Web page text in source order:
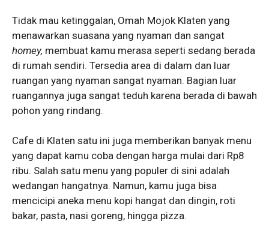
Tidak mau ketinggalan, Omah Mojok Klaten yang
menawarkan suasana yang nyaman dan sangat
homey, membuat kamu merasa seperti sedang berada
di rumah sendiri. Tersedia area di dalam dan luar
ruangan yang nyaman sangat nyaman. Bagian luar
ruangannya juga sangat teduh karena berada di bawah
pohon yang rindang.
Cafe di Klaten satu ini juga memberikan banyak menu
yang dapat kamu coba dengan harga mulai dari Rp8
ribu. Salah satu menu yang populer di sini adalah
wedangan hangatnya. Namun, kamu juga bisa
mencicipi aneka menu kopi hangat dan dingin, roti
bakar, pasta, nasi goreng, hingga pizza.